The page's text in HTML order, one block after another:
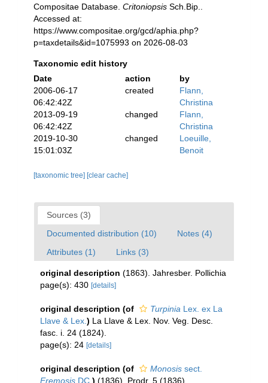
Compositae Database. Critoniopsis Sch.Bip..
Accessed at:
https://www.compositae.org/gcd/aphia.php?
p=taxdetails&id=1075993 on 2026-08-03
Taxonomic edit history
Date
action
by
2006-06-17
06:42:42Z
created
Flann,
Christina
2013-09-19
06:42:42Z
changed
Flann,
Christina
2019-10-30
15:01:03Z
changed
Loeuille,
Benoit
[taxonomic tree] [clear cache]
Sources (3)
Documented distribution (10)
Notes (4)
Attributes (1)
Links (3)
original description (1863). Jahresber. Pollichia
page(s): 430 [details]
original description (of Turpinia Lex. ex La
Llave & Lex. ) La Llave & Lex. Nov. Veg. Desc.
fasc. i. 24 (1824).
page(s): 24 [details]
original description (of Monosis sect.
Eremosis DC. ) (1836). Prodr. 5 (1836)